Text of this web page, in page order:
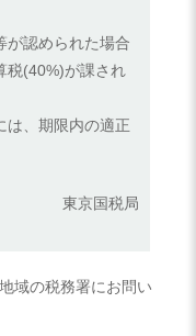
認められた場合
税(40%)が課され
は、期限内の適正
東京国税局
域の税務署にお問い